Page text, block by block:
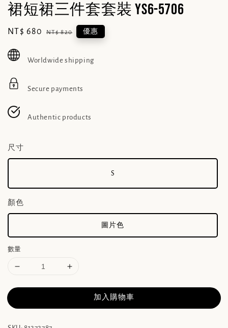
裙短裙三件套套裝 YS6-5706
Sale
NT$ 680 Regular
NT$ 820 優惠
Worldwide shipping
Secure payments
Authentic products
尺寸
S
顏色
圖片色
數量
加入購物車